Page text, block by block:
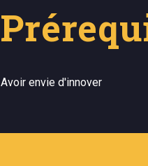
Avoir envie d'innover